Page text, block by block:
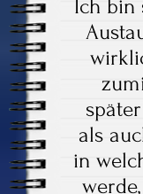
Ich bin
als
in